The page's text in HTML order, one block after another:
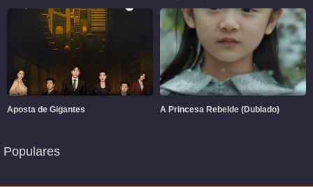
Aposta de Gigantes A Princesa Rebelde (Dublado)
Populares